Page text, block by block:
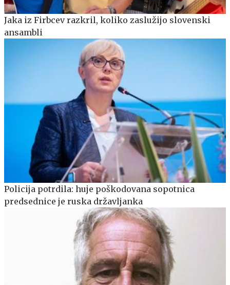
Jaka iz Firbcev razkril, koliko zaslužijo slovenski
ansambli
Policija potrdila: huje poškodovana sopotnica
predsednice je ruska državljanka